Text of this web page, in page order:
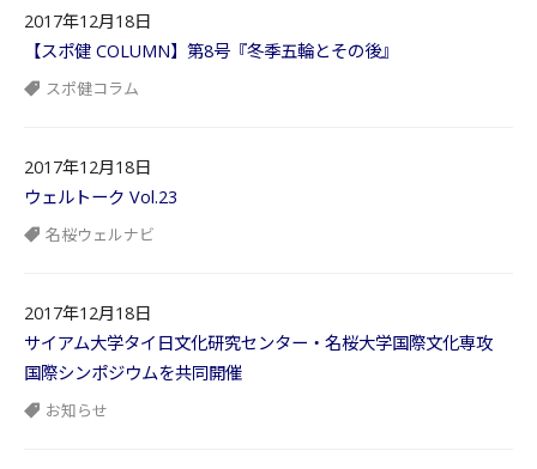
2017年12月18日
【スポ健 COLUMN】第8号『冬季五輪とその後』
スポ健コラム
2017年12月18日
ウェルトーク Vol.23
名桜ウェルナビ
2017年12月18日
サイアム大学タイ日文化研究センター・名桜大学国際文化専攻
国際シンポジウムを共同開催
お知らせ